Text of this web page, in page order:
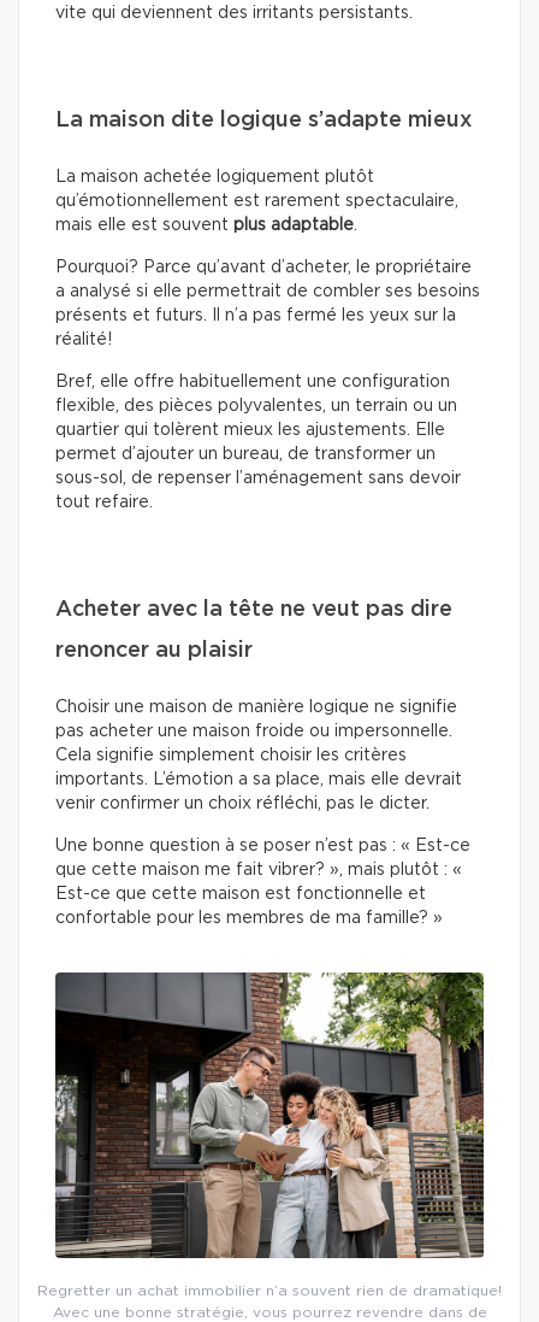
vite qui deviennent des irritants persistants.
La maison dite logique s’adapte mieux
La maison achetée logiquement plutôt
qu’émotionnellement est rarement spectaculaire,
mais elle est souvent plus adaptable
Pourquoi? Parce qu’avant d’acheter, le propriétaire
a analysé si elle permettrait de combler ses besoins
présents et futurs. Il n’a pas fermé les yeux sur la
réalité!
Bref, elle offre habituellement une configuration
flexible, des pièces polyvalentes, un terrain ou un
quartier qui tolèrent mieux les ajustements. Elle
permet d’ajouter un bureau, de transformer un
sous-sol, de repenser l’aménagement sans devoir
tout refaire.
Acheter avec la tête ne veut pas dire
renoncer au plaisir
Choisir une maison de manière logique ne signifie
pas acheter une maison froide ou impersonnelle.
Cela signifie simplement choisir les critères
importants. L’émotion a sa place, mais elle devrait
venir confirmer un choix réfléchi, pas le dicter.
Une bonne question à se poser n’est pas : « Est-ce
que cette maison me fait vibrer? », mais plutôt : «
Est-ce que cette maison est fonctionnelle et
confortable pour les membres de ma famille? »
Regretter un achat immobilier n’a souvent rien de dramatique!
Avec une bonne stratégie, vous pourrez revendre dans de